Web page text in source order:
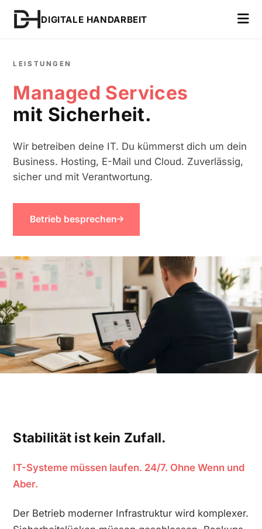
DIGITALE HANDARBEIT
LEISTUNGEN
Managed Services
mit Sicherheit.
Wir betreiben deine IT. Du kümmerst dich um dein
Business. Hosting, E-Mail und Cloud. Zuverlässig,
sicher und mit Verantwortung.
Betrieb besprechen
Stabilität ist kein Zufall.
IT-Systeme müssen laufen. 24/7. Ohne Wenn und
Aber.
Der Betrieb moderner Infrastruktur wird komplexer.